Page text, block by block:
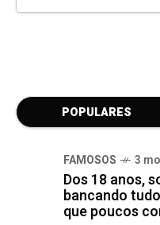
POPULARES
FAMOSOS 3
Dos 18 anos,
bancando
que poucos